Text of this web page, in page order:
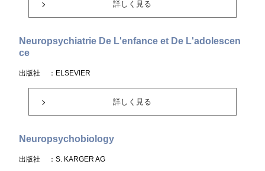
詳しく見る
Neuropsychiatrie De L'enfance et De L'adolescen
ce
出版社 ：ELSEVIER
詳しく見る
Neuropsychobiology
出版社 ：S. KARGER AG